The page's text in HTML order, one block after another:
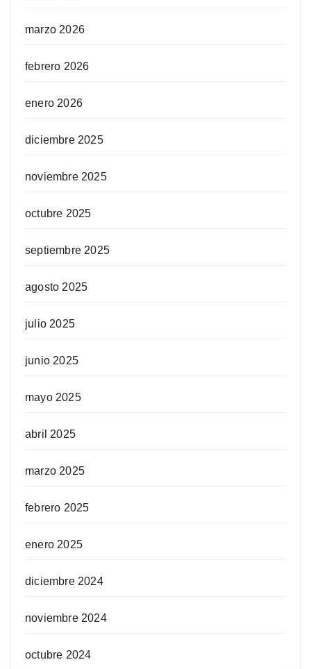
marzo 2026
febrero 2026
enero 2026
diciembre 2025
noviembre 2025
octubre 2025
septiembre 2025
agosto 2025
julio 2025
junio 2025
mayo 2025
abril 2025
marzo 2025
febrero 2025
enero 2025
diciembre 2024
noviembre 2024
octubre 2024